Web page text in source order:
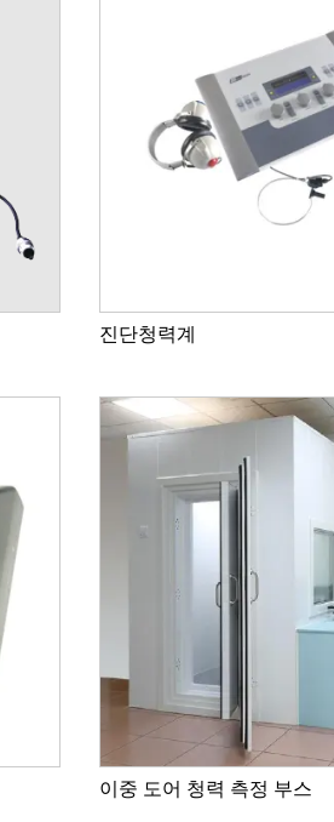
진단청력계
이중 도어 청력 측정 부스